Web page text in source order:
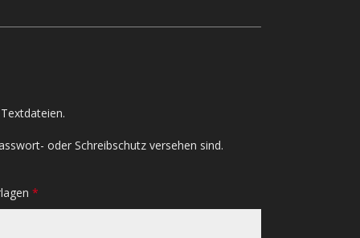
oder Schreibschutz versehen sind.
*